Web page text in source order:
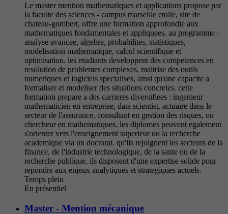
Le master mention mathematiques et applications propose par
la faculte des sciences - campus marseille etoile, site de
chateau-gombert, offre une formation approfondie aux
mathematiques fondamentales et appliquees. au programme :
analyse avancee, algebre, probabilites, statistiques,
modelisation mathematique, calcul scientifique et
optimisation. les etudiants developpent des competences en
resolution de problemes complexes, maitrise des outils
numeriques et logiciels specialises, ainsi qu'une capacite a
formaliser et modeliser des situations concretes. cette
formation prepare a des carrieres diversifiees : ingenieur
mathematicien en entreprise, data scientist, actuaire dans le
secteur de l'assurance, consultant en gestion des risques, ou
chercheur en mathematiques. les diplomes peuvent egalement
s'orienter vers l'enseignement superieur ou la recherche
academique via un doctorat. qu'ils rejoignent les secteurs de la
finance, de l'industrie technologique, de la sante ou de la
recherche publique, ils disposent d'une expertise solide pour
repondre aux enjeux analytiques et strategiques actuels.
Temps plein
En présentiel
Master - Mention mécanique